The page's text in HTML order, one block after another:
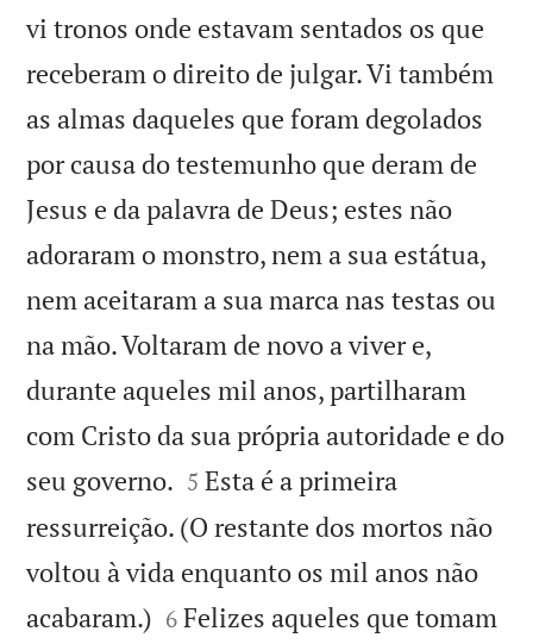
vi tronos onde estavam sentados os que
receberam o direito de julgar. Vi também
as almas daqueles que foram degolados
por causa do testemunho que deram de
Jesus e da palavra de Deus; estes não
adoraram o monstro, nem a sua estátua,
nem aceitaram a sua marca nas testas ou
na mão. Voltaram de novo a viver e,
durante aqueles mil anos, partilharam
com Cristo da sua própria autoridade e do
seu governo. 

5 Esta é a primeira
ressurreição. (O restante dos mortos não
voltou à vida enquanto os mil anos não
acabaram.) 

6 Felizes aqueles que tomam